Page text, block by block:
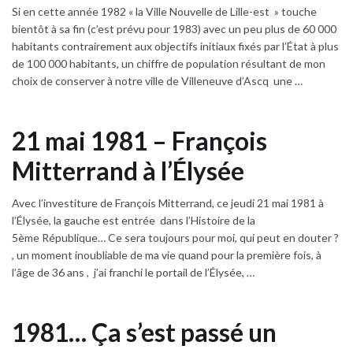
Si en cette année 1982 « la Ville Nouvelle de Lille-est » touche
bientôt à sa fin (c’est prévu pour 1983) avec un peu plus de 60 000
habitants contrairement aux objectifs initiaux fixés par l’État à plus
de 100 000 habitants, un chiffre de population résultant de mon
choix de conserver à notre ville de Villeneuve d’Ascq une …
21 mai 1981 – François
Mitterrand à l’Élysée
Avec l’investiture de François Mitterrand, ce jeudi 21 mai 1981 à
l’Élysée, la gauche est entrée dans l’Histoire de la
5ème République… Ce sera toujours pour moi, qui peut en douter ?
, un moment inoubliable de ma vie quand pour la première fois, à
l’âge de 36 ans , j’ai franchi le portail de l’Élysée, …
1981… Ça s’est passé un